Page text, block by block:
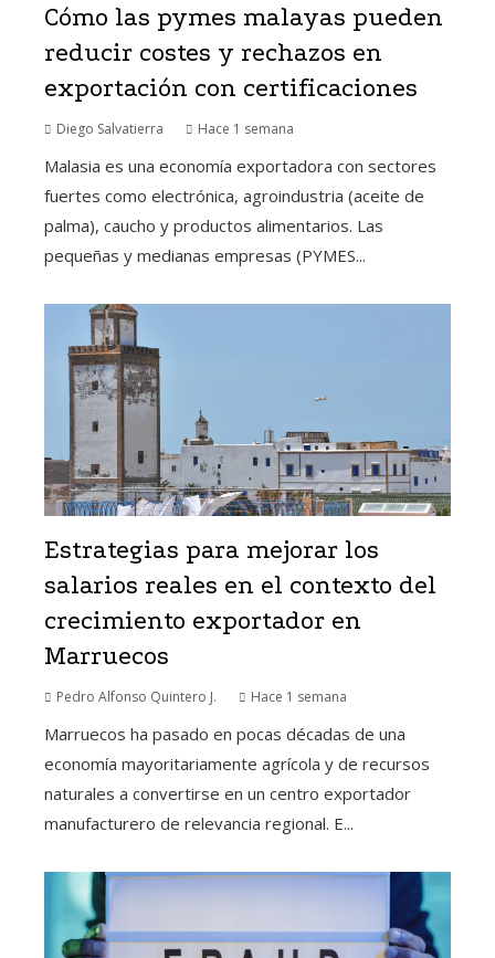
Cómo las pymes malayas pueden
reducir costes y rechazos en
exportación con certificaciones
Diego Salvatierra Hace 1 semana
Malasia es una economía exportadora con sectores
fuertes como electrónica, agroindustria (aceite de
palma), caucho y productos alimentarios. Las
pequeñas y medianas empresas (PYMES...
Estrategias para mejorar los
salarios reales en el contexto del
crecimiento exportador en
Marruecos
Pedro Alfonso Quintero J. Hace 1 semana
Marruecos ha pasado en pocas décadas de una
economía mayoritariamente agrícola y de recursos
naturales a convertirse en un centro exportador
manufacturero de relevancia regional. E...